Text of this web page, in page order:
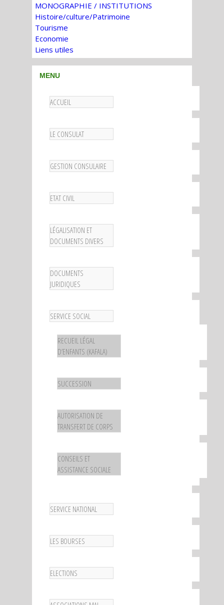
MONOGRAPHIE / INSTITUTIONS
Histoire/culture/Patrimoine
Tourisme
Economie
Liens utiles
MENU
ACCUEIL
LE CONSULAT
GESTION CONSULAIRE
ETAT CIVIL
LÉGALISATION ET
DOCUMENTS DIVERS
DOCUMENTS
JURIDIQUES
SERVICE SOCIAL
RECUEIL LÉGAL
D’ENFANTS (KAFALA)
SUCCESSION
AUTORISATION DE
TRANSFERT DE CORPS
CONSEILS ET
ASSISTANCE SOCIALE
SERVICE NATIONAL
LES BOURSES
ELECTIONS